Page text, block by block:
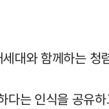
대와 함께하는
는 인식을 공유